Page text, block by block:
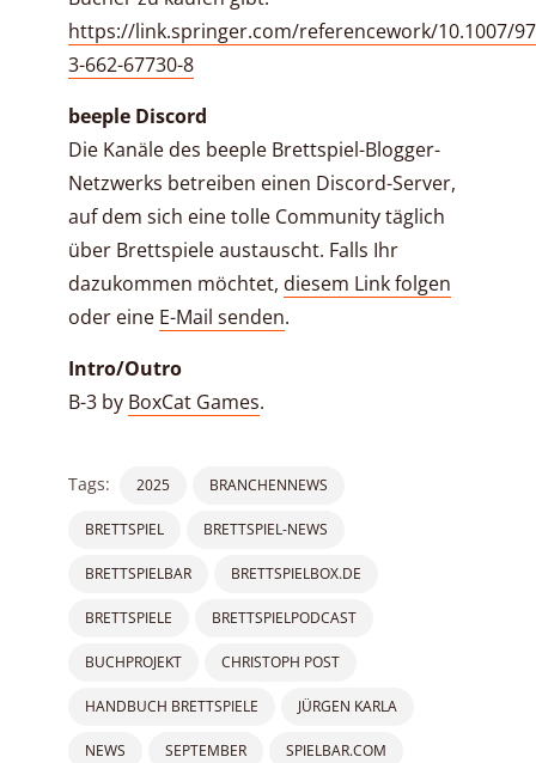
https://link.springer.com/referencework/10.1007/
3-662-67730-8
beeple Discord
Die Kanäle des beeple Brettspiel-Blogger-
Netzwerks betreiben einen Discord-Server,
auf dem sich eine tolle Community täglich
über Brettspiele austauscht. Falls Ihr
dazukommen möchtet, diesem Link folgen
oder eine E-Mail senden.
Intro/Outro
B-3 by BoxCat Games.
Tags: 2025 BRANCHENNEWS
BRETTSPIEL BRETTSPIEL-NEWS
BRETTSPIELBAR BRETTSPIELBOX.DE
BRETTSPIELE BRETTSPIELPODCAST
BUCHPROJEKT CHRISTOPH POST
HANDBUCH BRETTSPIELE JÜRGEN KARLA
NEWS SEPTEMBER SPIELBAR.COM